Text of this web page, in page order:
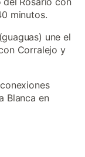
minutos.
une el
Corralejo y
Blanca en